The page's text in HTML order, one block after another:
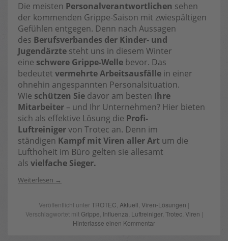
Die meisten Personalverantwortlichen sehen
der kommenden Grippe-Saison mit zwiespältigen
Gefühlen entgegen. Denn nach Aussagen
des Berufsverbandes der Kinder- und
Jugendärzte steht uns in diesem Winter
eine schwere Grippe-Welle bevor. Das
bedeutet vermehrte Arbeitsausfälle in einer
ohnehin angespannten Personalsituation.
Wie schützen Sie davor am besten Ihre
Mitarbeiter – und Ihr Unternehmen? Hier bieten
sich als effektive Lösung die Profi-
Luftreinigervon Trotec an. Denn im
ständigen Kampf mit Viren aller Art um die
Lufthoheit im Büro gelten sie allesamt
als vielfache Sieger.
Weiterlesen
Veröffentlicht unterTROTEC Aktuell Viren-Lösungen |
Verschlagwortet mit Grippe Influenza Luftreiniger, Trotec, Viren |
Hinterlasse einen Kommentar